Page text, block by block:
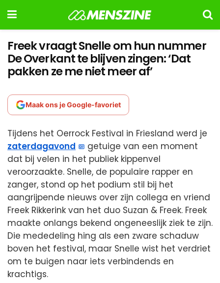
Freek vraagt Snelle om hun nummer
De Overkant te blijven zingen: ‘Dat
pakken ze me niet meer af’
Maak ons je Google-favoriet
Tijdens het Oerrock Festival in Friesland werd je
zaterdagavond
getuige van een moment
dat bij velen in het publiek kippenvel
veroorzaakte. Snelle, de populaire rapper en
zanger, stond op het podium stil bij het
aangrijpende nieuws over zijn collega en vriend
Freek Rikkerink van het duo Suzan & Freek. Freek
maakte onlangs bekend ongeneeslijk ziek te zijn.
Die mededeling hing als een zware schaduw
boven het festival, maar Snelle wist het verdriet
om te buigen naar iets verbindends en
krachtigs.